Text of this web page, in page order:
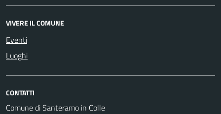
VIVERE IL COMUNE
Eventi
Luoghi
CONTATTI
Comune di Santeramo in Colle